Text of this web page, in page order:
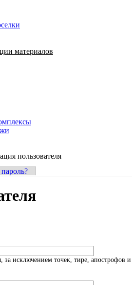
материалов
пользователя
исключением точек, тире, апострофов и